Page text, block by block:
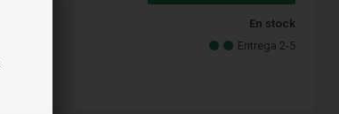
En stock
Entrega 2-5